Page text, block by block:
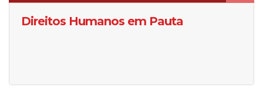
Direitos Humanos em Pauta